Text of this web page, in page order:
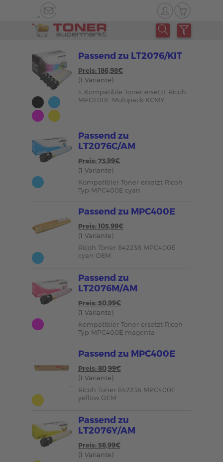
-->
Passend zu LT2076/KIT
Preis: 186,98€
(1 Variante)
4 Kompatible Toner ersetzt Ricoh
MPC400E Multipack KCMY
Passend zu
LT2076C/AM
Preis: 73,99€
(1 Variante)
Kompatibler Toner ersetzt Ricoh
Typ MPC400E cyan
Passend zu MPC400E
Preis: 105,99€
(1 Variante)
Ricoh Toner 842238 MPC400E
cyan OEM
Passend zu
LT2076M/AM
Preis: 50,99€
(1 Variante)
Kompatibler Toner ersetzt Ricoh
Typ MPC400E magenta
Passend zu MPC400E
Preis: 80,99€
(1 Variante)
Ricoh Toner 842236 MPC400E
yellow OEM
Passend zu
LT2076Y/AM
Preis: 56,99€
(1 Variante)